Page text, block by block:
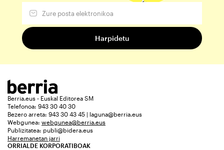
Berria.eus - Euskal Editorea SM
Telefonoa: 943 30 40 30
Bezero arreta: 943 30 43 45 | laguna@berria.eus
Webgunea: webgunea@berria.eus
Publizitatea: publi@bidera.eus
Harremanetan jarri
ORRIALDE KORPORATIBOAK